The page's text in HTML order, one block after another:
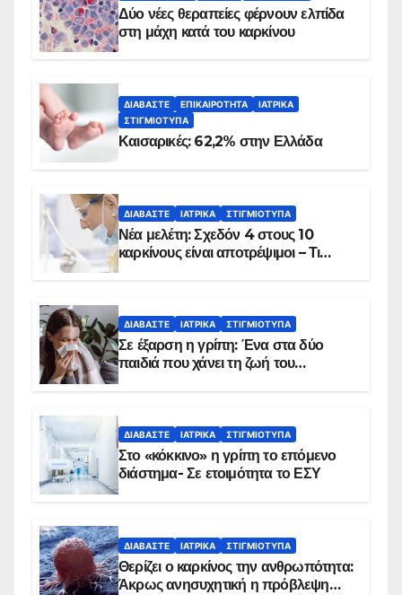
Δύο νέες θεραπείες φέρνουν ελπίδα
στη μάχη κατά του καρκίνου
ΔΙΑΒΆΣΤΕ ΕΠΙΚΑΙΡΌΤΗΤΑ
ΙΑΤΡΙΚΆ
ΣΤΙΓΜΙΌΤΥΠΑ
Καισαρικές: 62,2% στην Ελλάδα
ΔΙΑΒΆΣΤΕ ΙΑΤΡΙΚΆ ΣΤΙΓΜΙΌΤΥΠΑ
Νέα μελέτη: Σχεδόν 4 στους 10
καρκίνους είναι αποτρέψιμοι – Τι
ΔΙΑΒΆΣΤΕ ΙΑΤΡΙΚΆ ΣΤΙΓΜΙΌΤΥΠΑ
Σε έξαρση η γρίπη: Ένα στα δύο
παιδιά που χάνει τη ζωή του
ΔΙΑΒΆΣΤΕ ΙΑΤΡΙΚΆ ΣΤΙΓΜΙΌΤΥΠΑ
Στο «κόκκινο» η γρίπη το επόμενο
διάστημα- Σε ετοιμότητα το ΕΣΥ
ΔΙΑΒΆΣΤΕ ΙΑΤΡΙΚΆ ΣΤΙΓΜΙΌΤΥΠΑ
Θερίζει ο καρκίνος την ανθρωπότητα:
Άκρως ανησυχητική η πρόβλεψη…